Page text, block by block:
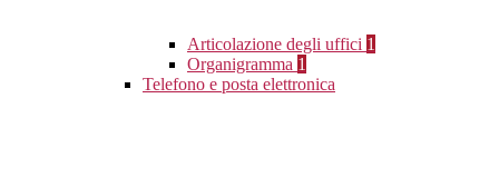
Articolazione degli uffici 1
Organigramma 1
Telefono e posta elettronica